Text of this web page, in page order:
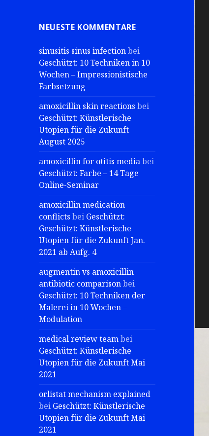
NEUESTE KOMMENTARE
sinusitis sinus infectionbei
Geschützt: 10 Techniken in 10
Wochen – Impressionistische
Farbsetzung
amoxicillin skin reactions bei
Geschützt: Künstlerische
Utopien für die Zukunft
August 2025
amoxicillin for otitis mediabei
Geschützt: Farbe – 14 Tage
Online-Seminar
amoxicillin medication
conflicts bei Geschützt:
Geschützt: Künstlerische
Utopien für die Zukunft Jan.
2021 ab Aufg. 4
augmentin vs amoxicillin
antibiotic comparisonbei
Geschützt: 10 Techniken der
Malerei in 10 Wochen –
Modulation
medical review teambei
Geschützt: Künstlerische
Utopien für die Zukunft Mai
2021
orlistat mechanism explained
bei Geschützt: Künstlerische
Utopien für die Zukunft Mai
2021